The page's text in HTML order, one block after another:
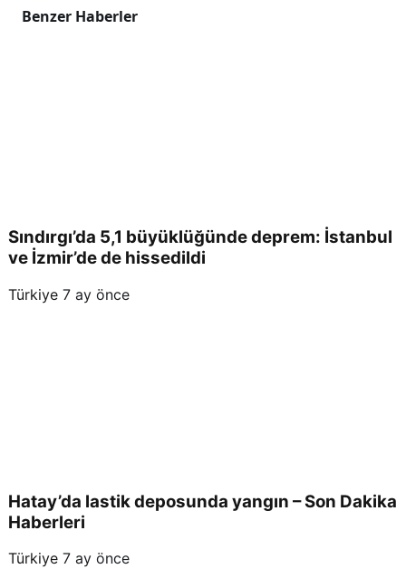
Benzer Haberler
Sındırgı’da 5,1 büyüklüğünde deprem: İstanbul
ve İzmir’de de hissedildi
Türkiye 7 ay önce
Hatay’da lastik deposunda yangın – Son Dakika
Haberleri
Türkiye 7 ay önce